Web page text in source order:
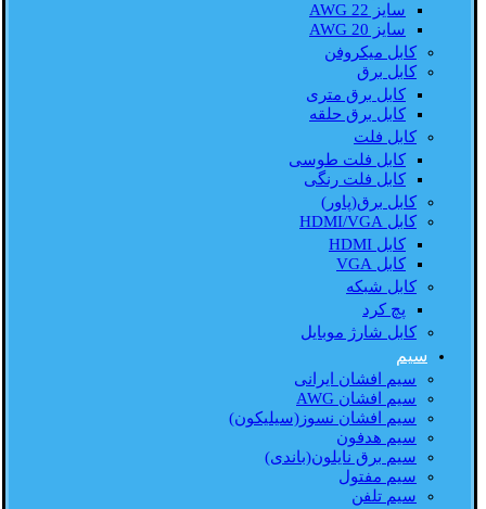
سایز AWG 22
سایز AWG 20
کابل میکروفن
کابل برق
کابل برق متری
کابل برق حلقه
کابل فلت
کابل فلت طوسی
کابل فلت رنگی
کابل برق(پاور)
کابل HDMI/VGA
کابل HDMI
کابل VGA
کابل شبکه
پچ کرد
کابل شارژ موبایل
سیم
سیم افشان ایرانی
سیم افشان AWG
سیم افشان نسوز(سیلیکون)
سیم هدفون
سیم برق نایلون(باندی)
سیم مفتول
سیم تلفن